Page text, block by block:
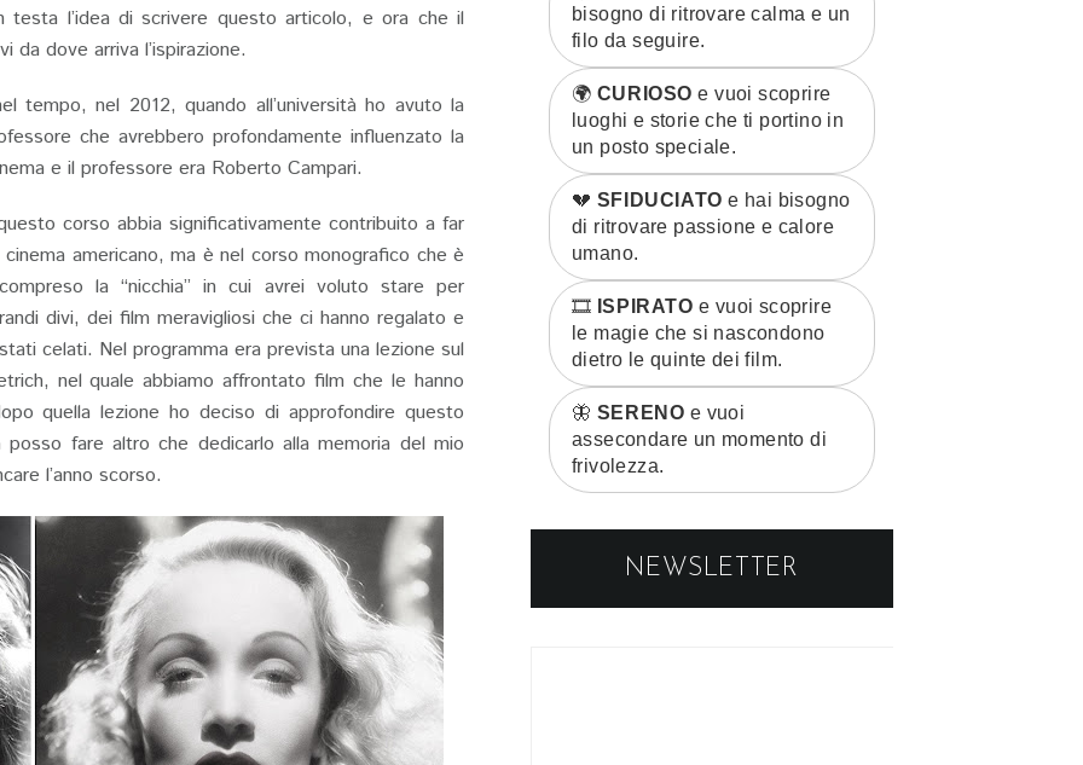
l’idea di scrivere questo articolo, e ora che il
dove arriva l’ispirazione.
tempo, nel 2012, quando all’università ho avuto la
che avrebbero profondamente influenzato la
e il professore era Roberto Campari.
corso abbia significativamente contribuito a far
americano, ma è nel corso monografico che è
la “nicchia” in cui avrei voluto stare per
divi, dei film meravigliosi che ci hanno regalato e
celati. Nel programma era prevista una lezione sul
nel quale abbiamo affrontato film che le hanno
quella lezione ho deciso di approfondire questo
fare altro che dedicarlo alla memoria del mio
l’anno scorso.
bisogno di ritrovare calma e un
filo da seguire.
🌍 CURIOSO e vuoi scoprire
luoghi e storie che ti portino in
un posto speciale.
💔 SFIDUCIATO e hai bisogno
di ritrovare passione e calore
umano.
🎞️ ISPIRATO e vuoi scoprire
le magie che si nascondono
dietro le quinte dei film.
🦋 SERENO e vuoi
assecondare un momento di
frivolezza.
NEWSLETTER